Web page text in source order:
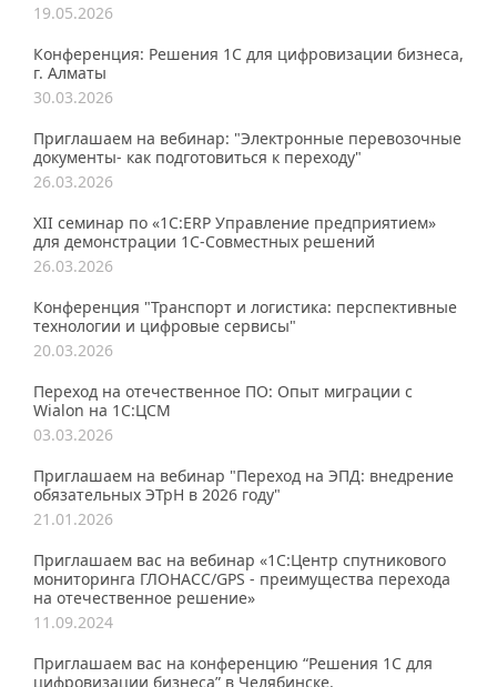
19.05.2026
Конференция: Решения 1С для цифровизации бизнеса,
г. Алматы
30.03.2026
Приглашаем на вебинар: "Электронные перевозочные
документы- как подготовиться к переходу"
26.03.2026
XII семинар по «1С:ERP Управление предприятием»
для демонстрации 1C-Совместных решений
26.03.2026
Конференция "Транспорт и логистика: перспективные
технологии и цифровые сервисы"
20.03.2026
Переход на отечественное ПО: Опыт миграции с
Wialon на 1С:ЦСМ
03.03.2026
Приглашаем на вебинар "Переход на ЭПД: внедрение
обязательных ЭТрН в 2026 году"
21.01.2026
Приглашаем вас на вебинар «1С:Центр спутникового
мониторинга ГЛОНАСС/GPS - преимущества перехода
на отечественное решение»
11.09.2024
Приглашаем вас на конференцию “Решения 1С для
цифровизации бизнеса” в Челябинске.